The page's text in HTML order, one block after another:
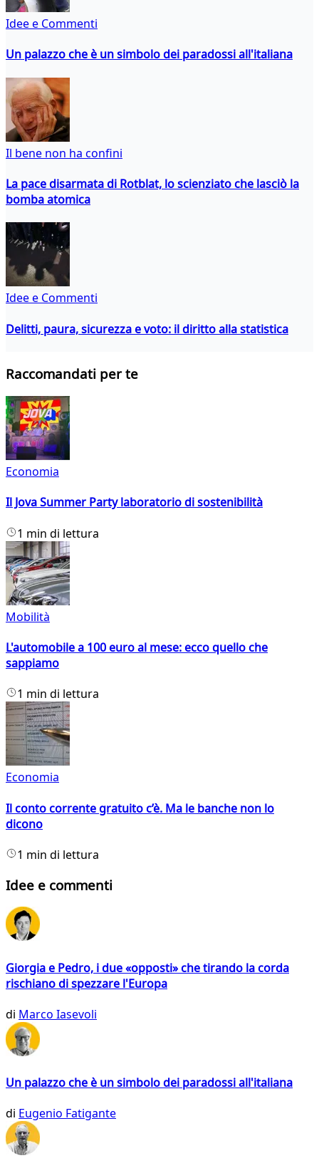
Idee e Commenti
Un palazzo che è un simbolo dei paradossi all'italiana
Il bene non ha confini
La pace disarmata di Rotblat, lo scienziato che lasciò la
bomba atomica
Idee e Commenti
Delitti, paura, sicurezza e voto: il diritto alla statistica
Raccomandati per te
Economia
Il Jova Summer Party laboratorio di sostenibilità
1 min di lettura
Mobilità
L'automobile a 100 euro al mese: ecco quello che
sappiamo
1 min di lettura
Economia
Il conto corrente gratuito c’è. Ma le banche non lo
dicono
1 min di lettura
Idee e commenti
Giorgia e Pedro, i due «opposti» che tirando la corda
rischiano di spezzare l'Europa
di Marco Iasevoli
Un palazzo che è un simbolo dei paradossi all'italiana
di Eugenio Fatigante